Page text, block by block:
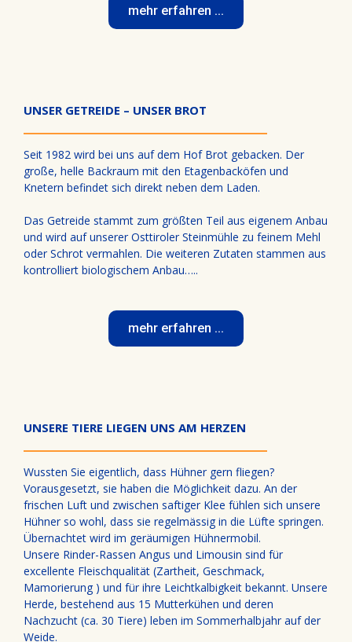
mehr erfahren ...
UNSER GETREIDE – UNSER BROT
Seit 1982 wird bei uns auf dem Hof Brot gebacken. Der
große, helle Backraum mit den Etagenbacköfen und
Knetern befindet sich direkt neben dem Laden.
Das Getreide stammt zum größten Teil aus eigenem Anbau
und wird auf unserer Osttiroler Steinmühle zu feinem Mehl
oder Schrot vermahlen. Die weiteren Zutaten stammen aus
kontrolliert biologischem Anbau…..
mehr erfahren ...
UNSERE TIERE LIEGEN UNS AM HERZEN
Wussten Sie eigentlich, dass Hühner gern fliegen?
Vorausgesetzt, sie haben die Möglichkeit dazu. An der
frischen Luft und zwischen saftiger Klee fühlen sich unsere
Hühner so wohl, dass sie regelmässig in die Lüfte springen.
Übernachtet wird im geräumigen Hühnermobil.
Unsere Rinder-Rassen Angus und Limousin sind für
excellente Fleischqualität (Zartheit, Geschmack,
Mamorierung ) und für ihre Leichtkalbigkeit bekannt. Unsere
Herde, bestehend aus 15 Mutterkühen und deren
Nachzucht (ca. 30 Tiere) leben im Sommerhalbjahr auf der
Weide.